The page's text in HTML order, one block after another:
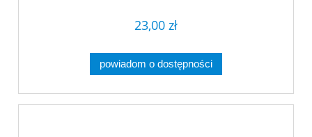
23,00 zł
powiadom o dostępności